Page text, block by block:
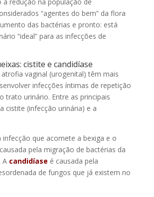
“agentes do bem” da flora
das bactérias e pronto: está
“ideal” para as infecções de
cistite e candidíase
vaginal (urogenital) têm mais
infecções íntimas de repetição
trato urinário. Entre as principais
cistite (infecção urinária) e a
infecção que acomete a bexiga e o
pela migração de bactérias da
A candidíase é causada pela
de fungos que já existem no